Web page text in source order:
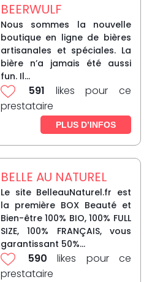
BEERWULF
Nous sommes la nouvelle
boutique en ligne de bières
artisanales et spéciales. La
bière n’a jamais été aussi
fun. Il...
591 likes pour ce
prestataire
PLUS D’INFOS
BELLE AU NATUREL
Le site BelleauNaturel.fr est
la première BOX Beauté et
Bien-être 100% BIO, 100% FULL
SIZE, 100% FRANÇAIS, vous
garantissant 50%...
590 likes pour ce
prestataire